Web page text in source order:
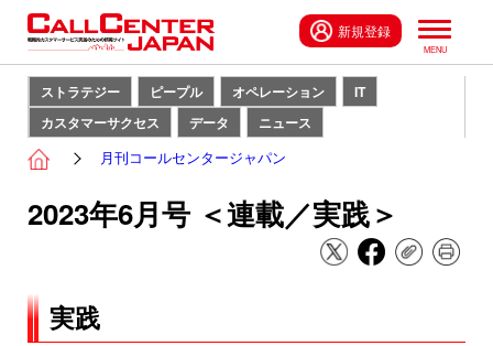
新規登録
ストラテジー ピープル オペレーション
IT
カスタマーサクセス
データ ニュース
月刊コールセンタージャパン
2023年6月号 ＜連載／実践＞
実践